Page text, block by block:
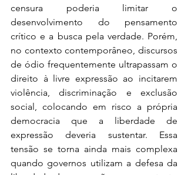
censura poderia limitar o
desenvolvimento do pensamento
crítico e a busca pela verdade. Porém,
no contexto contemporâneo, discursos
de ódio frequentemente ultrapassam o
direito à livre expressão ao incitarem
violência, discriminação e exclusão
social, colocando em risco a própria
democracia que a liberdade de
expressão deveria sustentar. Essa
tensão se torna ainda mais complexa
quando governos utilizam a defesa da